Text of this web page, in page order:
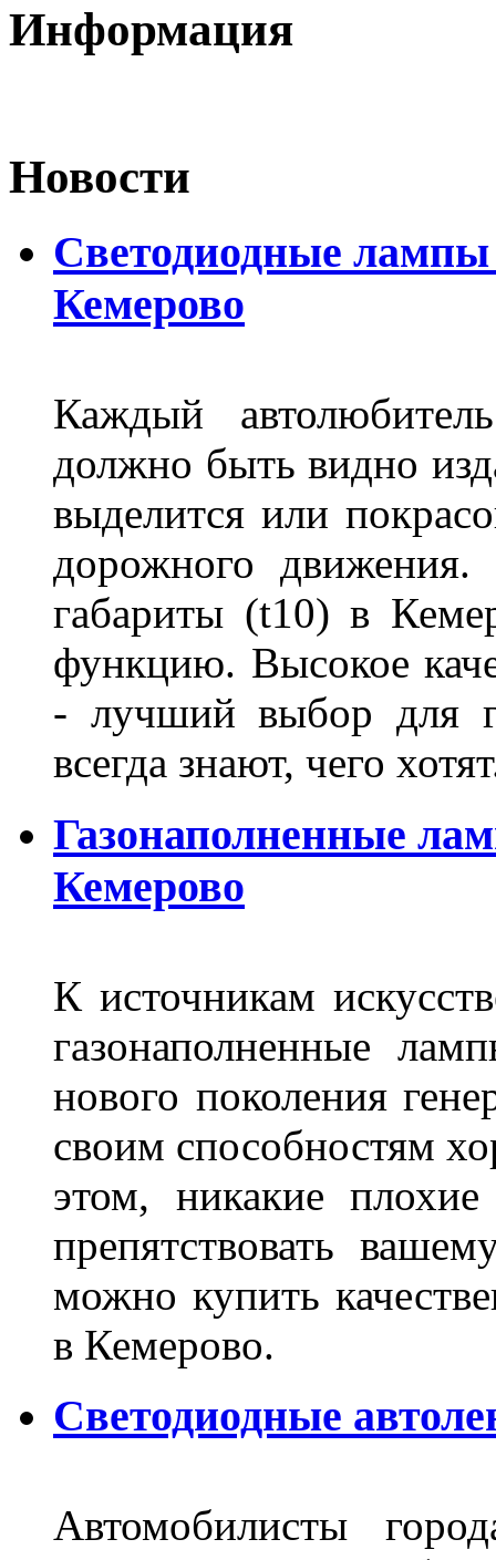
Информация
Новости
Светодиодные
Кемерово
Каждый
должно быть видно
выделится или
дорожного
габариты (t10) в
функцию. Высокое
- лучший выбор для
всегда знают, чего
Газонаполненные
Кемерово
К источникам
газонаполненные
нового поколения
своим способностям
этом, никакие
препятствовать
можно купить
в Кемерово.
Светодиодные
Автомобилисты